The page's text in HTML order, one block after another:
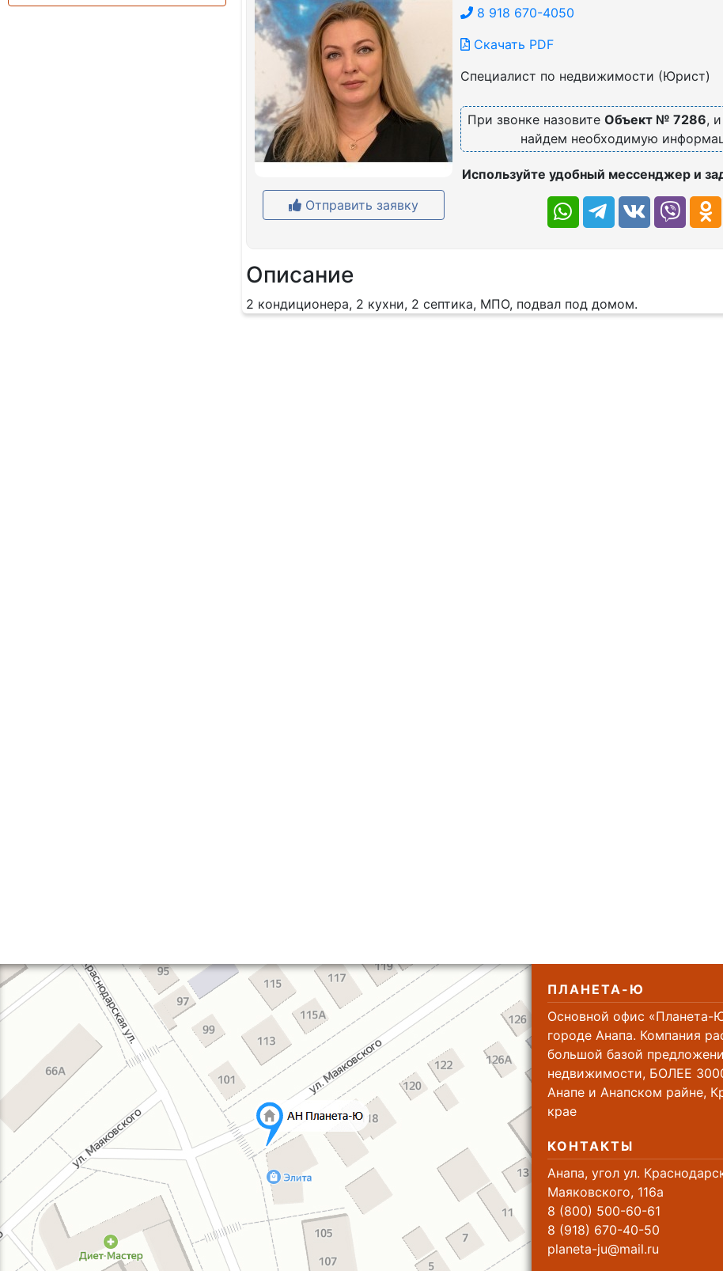
Отправить заявку
8 918 670-4050
Скачать PDF
Специалист по недвижимости (Юрист)
При звонке назовите Объект № 7286,
найдем необходимую
Используйте удобный мессенджер и
Описание
2 кондиционера, 2 кухни, 2 септика, МПО, подвал под домом.
ПЛАНЕТА-Ю
Основной офис «Планета-
городе Анапа. Компания
большой базой
недвижимости, БОЛЕЕ
Анапе и Анапском райне,
крае
КОНТАКТЫ
Анапа, угол ул.
Маяковского, 116а
8 (800) 500-60-61
8 (918) 670-40-50
planeta-ju@mail.ru